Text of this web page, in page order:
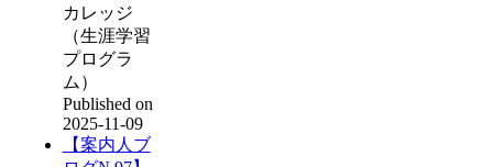
カレッジ
（生涯学習
プログラ
ム）
Published on
2025-11-09
【案内人ブ